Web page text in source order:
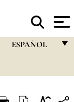
ESPAÑOL